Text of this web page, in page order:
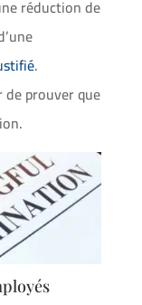
réduction de
.
de prouver que